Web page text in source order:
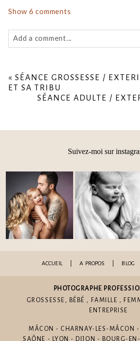
Show 6 comments
Add a comment...
are marked *
« SÉANCE GROSSESSE /
ET SA TRIBU
SÉANCE ADULTE /
Suivez-moi sur
ACCUEIL A PROPOS BLOG
PHOTOGRAPHE
GROSSESSE , BÉBÉ , FAMILLE ,
ENTREPRISE
MÂCON - CHARNAY-LES-MÂCON
SAÔNE - LYON - DIJON - BOURG-